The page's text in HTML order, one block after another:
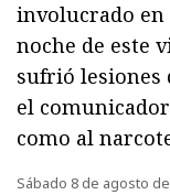
involucrado
noche de este
sufrió lesiones
el
como al
Sábado 8 de agosto